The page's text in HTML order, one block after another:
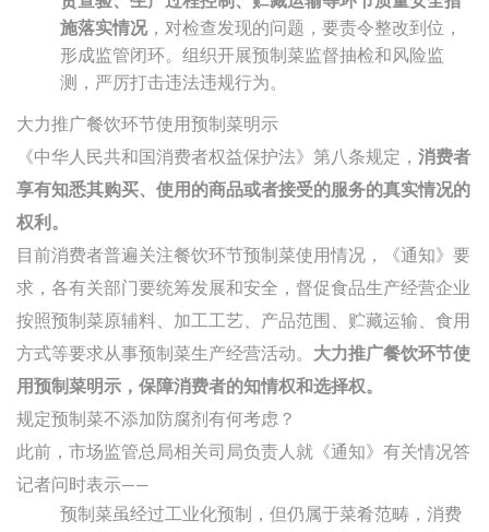
施落实情况，对检查发现的问题，要责令整改到位，
形成监管闭环。组织开展预制菜监督抽检和风险监
测，严厉打击违法违规行为。
大力推广餐饮环节使用预制菜明示
《中华人民共和国消费者权益保护法》第八条规定， 消费者
享有知悉其购买、使用的商品或者接受的服务的真实情况的
权利。
目前消费者普遍关注餐饮环节预制菜使用情况，《通知》要
求，各有关部门要统筹发展和安全，督促食品生产经营企业
按照预制菜原辅料、加工工艺、产品范围、贮藏运输、食用
方式等要求从事预制菜生产经营活动。 大力推广餐饮环节使
用预制菜明示，保障消费者的知情权和选择权。
规定预制菜不添加防腐剂有何考虑？
此前，市场监管总局相关司局负责人就《通知》有关情况答
记者问时表示——
预制菜虽经过工业化预制，但仍属于菜肴范畴，消费